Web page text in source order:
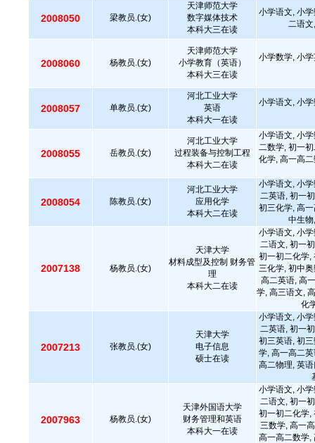
2008050 梁教员.(女)
天津师范大学
数字媒体技术
本科大三在读
小学语文, 小
二语
2008060 杨教员.(女)
天津师范大学
小学教育（英语）
本科大三在读
小学数学, 小
2008057 单教员.(女)
河北工业大学
英语
本科大一在读
小学语文, 小
2008055 岳教员.(女)
河北工业大学
过程装备与控制工程
本科大二在读
小学语文, 小
二数学, 初一
化学, 高一高
2008054 陈教员.(女)
河北工业大学
应用化学
本科大二在读
小学语文, 小
二英语, 初一
初三化学, 高
中生
2007138 杨教员.(女)
天津大学
材料成型及控制 财务管
理
本科大二在读
小学语文, 小
二语文, 初一
初一初二化学,
三化学, 初中
高二英语, 高
学, 高三语文,
化
2007213 张教员.(女)
天津大学
电子信息
硕士在读
小学语文, 小
二英语, 初一
初三英语, 初
学, 高一高二
高二物理, 英
2007963 杨教员.(女)
天津外国语大学
财务管理和英语
本科大一在读
小学语文, 小
二语文, 初一
初一初二化学,
三数学, 高一
高一高二数学,